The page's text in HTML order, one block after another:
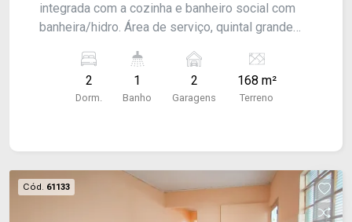
integrada com a cozinha e banheiro social com
banheira/hidro. Área de serviço, quintal grande
portão eletrônico. Acabamento: Laje, piso
porcelanato e azulejo. CONSULTE-NOS !
2
Dorm.
1
Banho
2
Garagens
168 m²
Terreno
Cód. 61133